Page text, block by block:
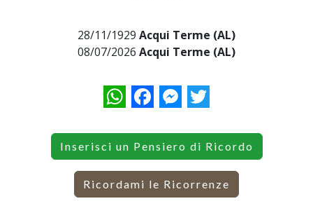
28/11/1929 Acqui Terme (AL)
08/07/2026 Acqui Terme (AL)
WhatsAppFacebookMessenger
Twitter
Inserisci un Pensiero di Ricordo
Ricordami le Ricorrenze